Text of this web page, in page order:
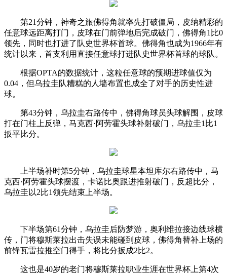
第21分钟，神奇之旅佛得角就率先打破僵局，皮纳精彩的
任意球远距离打门，皮球在门前弹地后完成破门，佛得角1比0
领先，同时也打进了队史世界杯首球。佛得角也成为1966年有
统计以来，首支利用直接任意球打进队史世界杯首球的球队。
根据OPTA的数据统计，这粒任意球的预期进球值仅为
0.04，但乌拉圭队糟糕的人墙布置也成全了对手的历史性进
球。
第43分钟，乌拉圭右路传中，佛得角球员头球解围，皮球
打在门柱上反弹，马克西·阿劳霍头球补射破门，乌拉圭1比1
扳平比分。
上半场补时第5分钟，乌拉圭球星本坦库尔右路传中，马
克西·阿劳霍头球摆渡，卡诺比奥跟进推射破门，反超比分，
乌拉圭以2比1领先结束上半场。
下半场第61分钟，乌拉圭后防梦游，奥利维拉接边线球横
传，门将穆斯莱拉出击失误未能碰到皮球，佛得角替补上场的
前锋瓦雷拉推空门得手，将比分扳成2比2。
这也是40岁的老门将穆斯莱拉职业生涯在世界杯上第4次